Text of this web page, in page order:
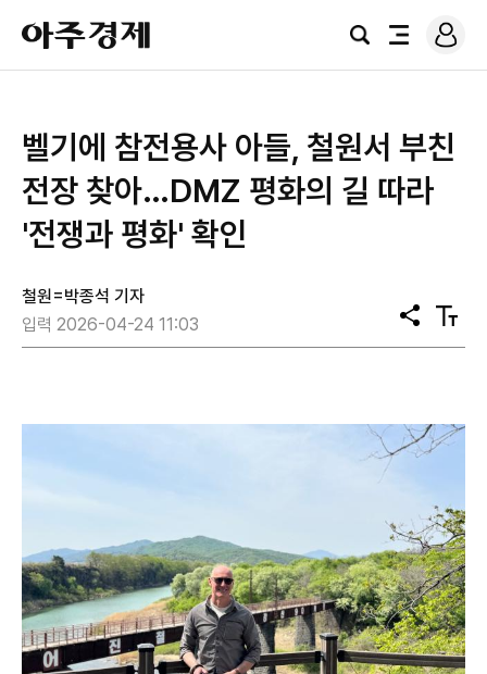
아
주
경
검
전
로
그
벨기에 참전용사 아들, 철원서 부친
전장 찾아…DMZ 평화의 길 따라
'전쟁과 평화' 확인
철원=박종석 기자
입력 2026-04-24 11:03
공
유
텍
스